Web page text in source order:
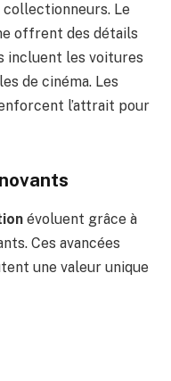
Le
offrent des détails
incluent les voitures
de cinéma. Les
l’attrait pour
évoluent grâce à
Ces avancées
une valeur unique